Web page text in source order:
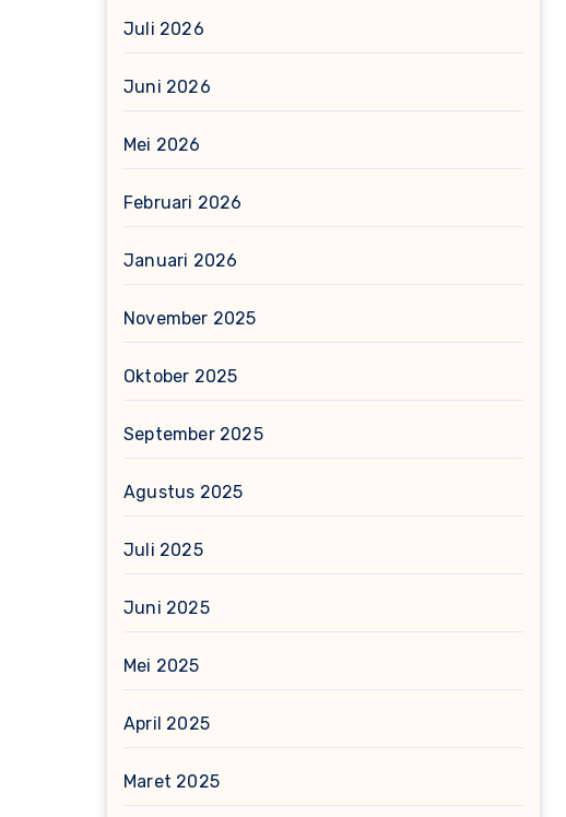
Juli 2026
Juni 2026
Mei 2026
Februari 2026
Januari 2026
November 2025
Oktober 2025
September 2025
Agustus 2025
Juli 2025
Juni 2025
Mei 2025
April 2025
Maret 2025